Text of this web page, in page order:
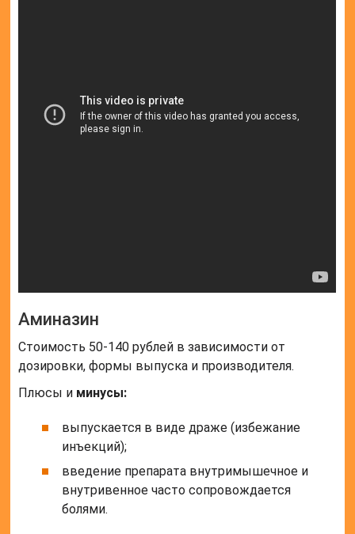
Аминазин
Стоимость 50-140 рублей в зависимости от
дозировки, формы выпуска и производителя.
Плюсы и минусы:
выпускается в виде драже (избежание
инъекций);
введение препарата внутримышечное и
внутривенное часто сопровождается
болями.